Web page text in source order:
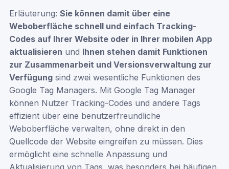
Erläuterung:Sie können damit über eine
Weboberfläche schnell und einfach Tracking-
Codes auf Ihrer Website oder in Ihrer mobilen App
aktualisieren und Ihnen stehen damit Funktionen
zur Zusammenarbeit und Versionsverwaltung zur
Verfügung sind zwei wesentliche Funktionen des
Google Tag Managers. Mit Google Tag Manager
können Nutzer Tracking-Codes und andere Tags
effizient über eine benutzerfreundliche
Weboberfläche verwalten, ohne direkt in den
Quellcode der Website eingreifen zu müssen. Dies
ermöglicht eine schnelle Anpassung und
Aktualisierung von Tags, was besonders bei häufigen